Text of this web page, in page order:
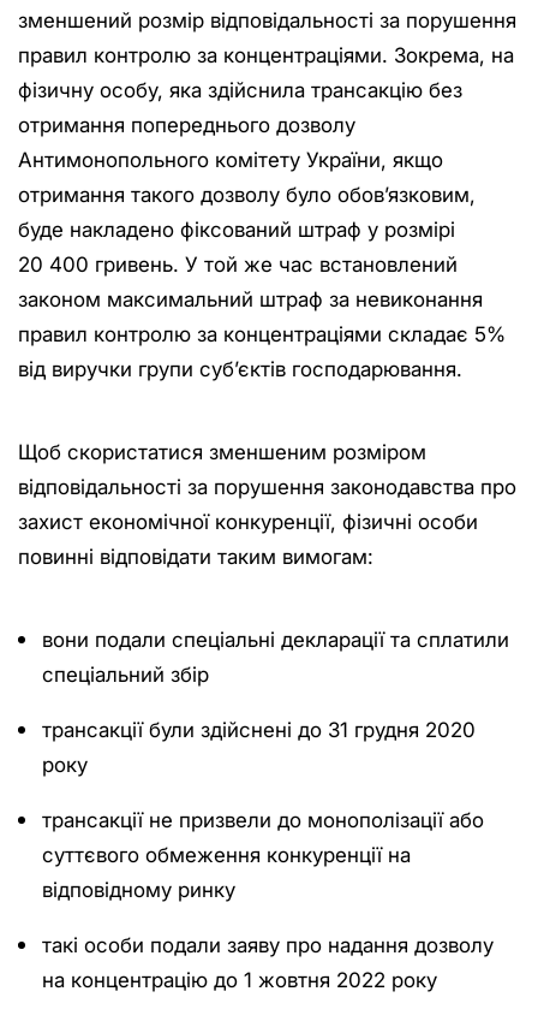
зменшений розмір відповідальності за порушення
правил контролю за концентраціями. Зокрема, на
фізичну особу, яка здійснила трансакцію без
отримання попереднього дозволу
Антимонопольного комітету України, якщо
отримання такого дозволу було обов’язковим,
буде накладено фіксований штраф у розмірі
20 400 гривень. У той же час встановлений
законом максимальний штраф за невиконання
правил контролю за концентраціями складає 5%
від виручки групи суб’єктів господарювання.
Щоб скористатися зменшеним розміром
відповідальності за порушення законодавства про
захист економічної конкуренції, фізичні особи
повинні відповідати таким вимогам:
вони подали спеціальні декларації та сплатили
спеціальний збір
трансакції були здійснені до 31 грудня 2020
року
трансакції не призвели до монополізації або
суттєвого обмеження конкуренції на
відповідному ринку
такі особи подали заяву про надання дозволу
на концентрацію до 1 жовтня 2022 року